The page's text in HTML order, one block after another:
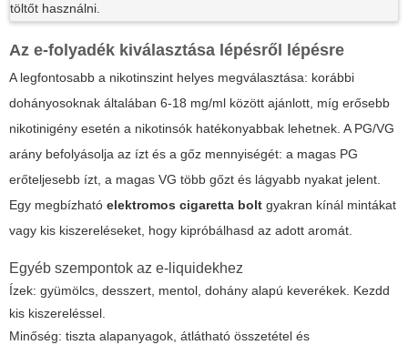
töltőt használni.
Az e-folyadék kiválasztása lépésről lépésre
A legfontosabb a nikotinszint helyes megválasztása: korábbi
dohányosoknak általában 6-18 mg/ml között ajánlott, míg erősebb
nikotinigény esetén a nikotinsók hatékonyabbak lehetnek. A PG/VG
arány befolyásolja az ízt és a gőz mennyiségét: a magas PG
erőteljesebb ízt, a magas VG több gőzt és lágyabb nyakat jelent.
Egy megbízható elektromos cigaretta bolt gyakran kínál mintákat
vagy kis kiszereléseket, hogy kipróbálhasd az adott aromát.
Egyéb szempontok az e-liquidekhez
Ízek: gyümölcs, desszert, mentol, dohány alapú keverékek. Kezdd
kis kiszereléssel.
Minőség: tiszta alapanyagok, átlátható összetétel és